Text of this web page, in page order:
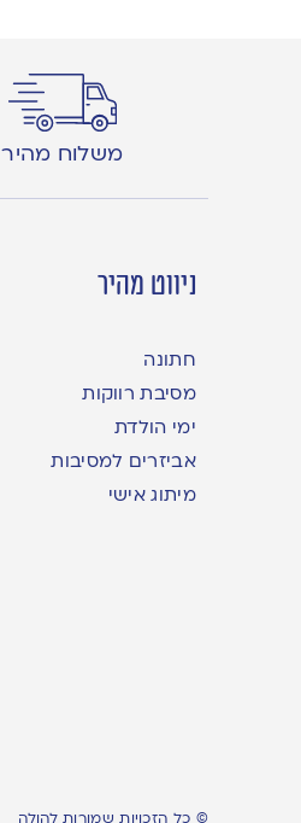
משלוח מהיר
ניווט מהיר
חתונה
מסיבת רווקות
ימי הולדת
אביזרים למסיבות
מיתוג אישי
© כל הזכויות שמורות להולה